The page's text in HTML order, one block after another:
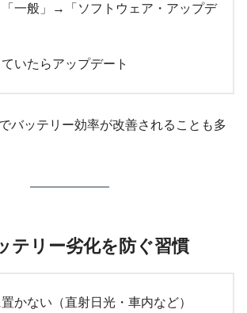
「一般」→「ソフトウェア・アップデ
いたらアップデート
バッテリー効率が改善されることも多
テリー劣化を防ぐ習慣
かない（直射日光・車内など）